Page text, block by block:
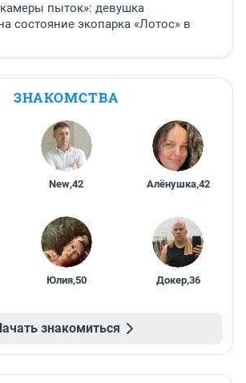
пыток»: девушка
состояние экопарка «Лотос» в
ЗНАКОМСТВА
New,42 Алёнушка,42
Юлия,50 Докер,36
знакомиться